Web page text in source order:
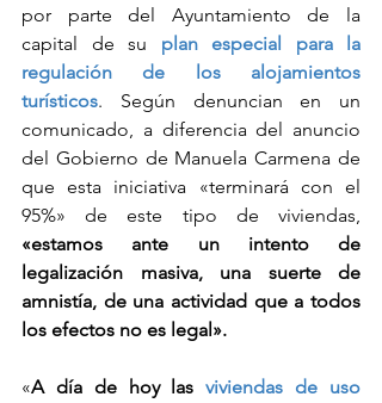
por parte del Ayuntamiento de la
capital de su plan especial para la
regulación de los alojamientos
turísticos. Según denuncian en un
comunicado, a diferencia del anuncio
del Gobierno de Manuela Carmena de
que esta iniciativa «terminará con el
«estamos ante un intento de
legalización masiva, una suerte de
amnistía, de una actividad que a todos
los efectos no es legal».
«A día de hoy las viviendas de uso